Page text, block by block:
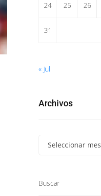
24 25 26
31
« Jul
Archivos
Seleccionar mes
Buscar